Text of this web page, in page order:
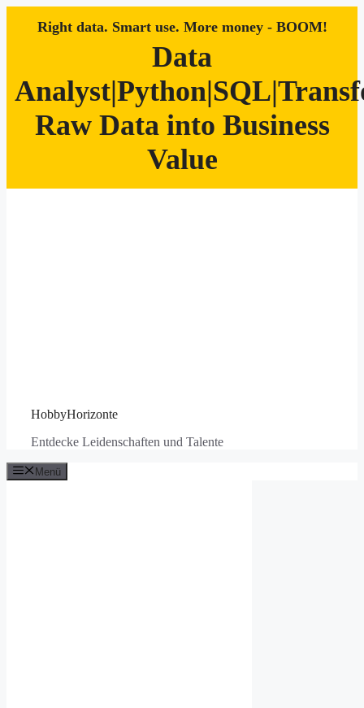
Right data. Smart use. More money - BOOM!
Data
Raw Data into Business
Value
HobbyHorizonte
Entdecke Leidenschaften und Talente
Menü